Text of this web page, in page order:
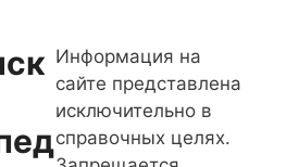
Информация на
сайте представлена
исключительно в
справочных целях.